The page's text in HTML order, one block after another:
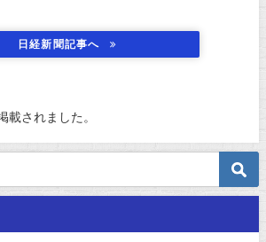
日経新聞記事へ
載されました。